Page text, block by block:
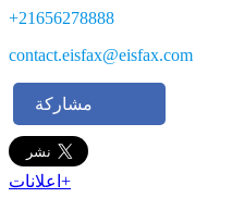
+21656278888
contact.eisfax@eisfax.com
مشاركة
اعلانات+